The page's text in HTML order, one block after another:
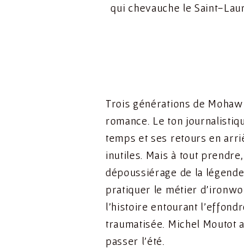
qui chevauche le Saint-
Trois générations de
romance. Le ton
temps et ses retours en
inutiles. Mais à tout
dépoussiérage de la
pratiquer le métier
l’histoire entourant
traumatisée. Michel Moutot
passer l’été.